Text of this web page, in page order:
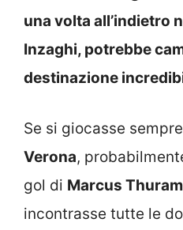
una volta all’indietro
Inzaghi, potrebbe
destinazione
Se si giocasse sempre
Verona,
gol di Marcus
incontrasse tutte le